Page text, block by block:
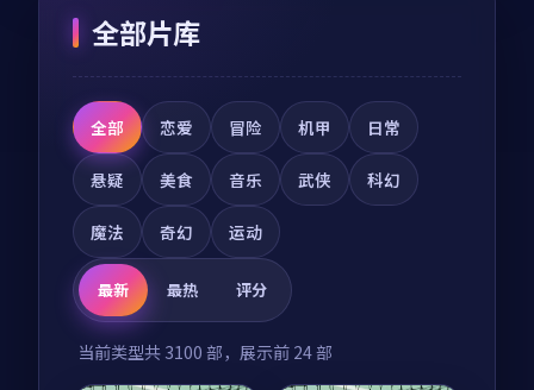
全部片库
全部 恋爱 冒险 机甲 日常
悬疑 美食 音乐 武侠 科幻
魔法 奇幻 运动
最新 最热 评分
当前类型共 3100 部，展示前 24部